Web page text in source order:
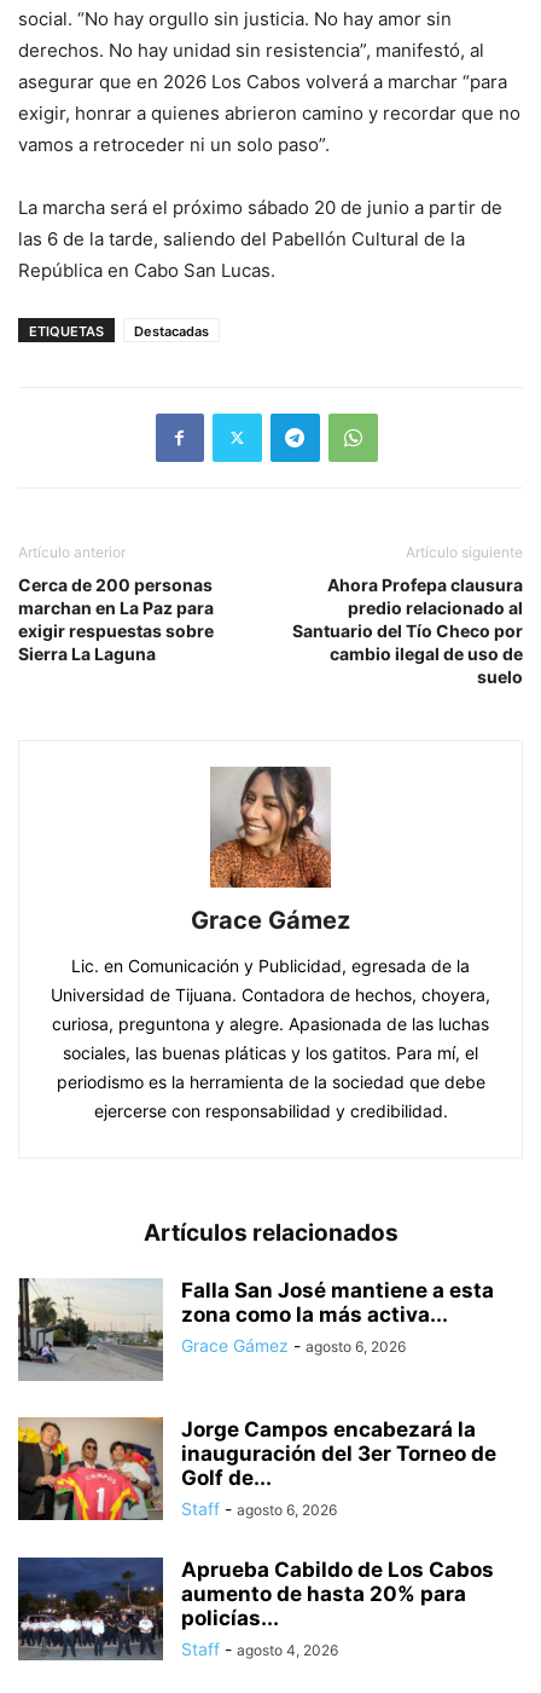
social. “No hay orgullo sin justicia. No hay amor sin
derechos. No hay unidad sin resistencia”, manifestó, al
asegurar que en 2026 Los Cabos volverá a marchar “para
exigir, honrar a quienes abrieron camino y recordar que no
vamos a retroceder ni un solo paso”.
La marcha será el próximo sábado 20 de junio a partir de
las 6 de la tarde, saliendo del Pabellón Cultural de la
República en Cabo San Lucas.
ETIQUETAS Destacadas
Artículo anterior
Cerca de 200 personas
marchan en La Paz para
exigir respuestas sobre
Sierra La Laguna
Artículo siguiente
Ahora Profepa clausura
predio relacionado al
Santuario del Tío Checo por
cambio ilegal de uso de
suelo
Grace Gámez
Lic. en Comunicación y Publicidad, egresada de la
Universidad de Tijuana. Contadora de hechos, choyera,
curiosa, preguntona y alegre. Apasionada de las luchas
sociales, las buenas pláticas y los gatitos. Para mí, el
periodismo es la herramienta de la sociedad que debe
ejercerse con responsabilidad y credibilidad.
Artículos relacionados
Falla San José mantiene a esta
zona como la más activa...
Grace Gámez - agosto 6, 2026
Jorge Campos encabezará la
inauguración del 3er Torneo de
Golf de...
Staff - agosto 6, 2026
Aprueba Cabildo de Los Cabos
aumento de hasta 20% para
policías...
Staff - agosto 4, 2026